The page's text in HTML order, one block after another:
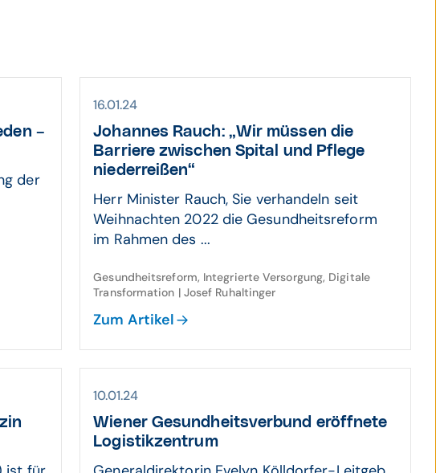
–
der
16.01.24
Johannes Rauch: „Wir müssen die
Barriere zwischen Spital und Pflege
niederreißen“
Herr Minister Rauch, Sie verhandeln seit
Weihnachten 2022 die Gesundheitsreform
im Rahmen des ...
Gesundheitsreform, Integrierte Versorgung, Digitale
Transformation | Josef Ruhaltinger
Zum Artikel
10.01.24
Wiener Gesund­heits­verbund eröf­fnete
Logistik­zentrum